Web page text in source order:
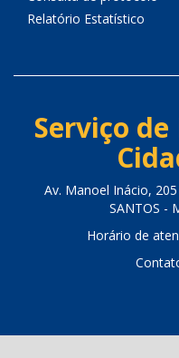
Relatório Estatístico
Serviço
Av. Manoel Inácio,
SANTOS -
Horário de